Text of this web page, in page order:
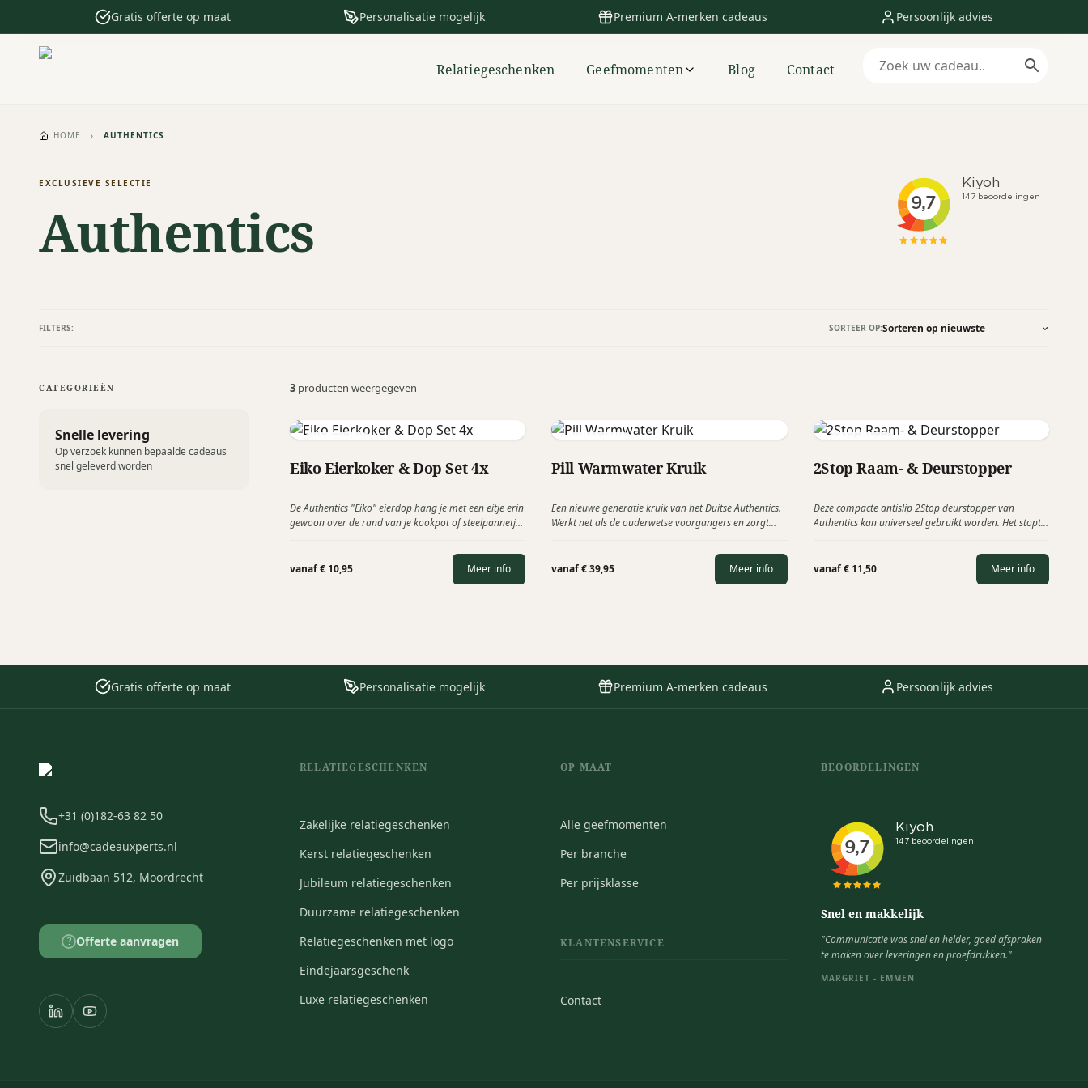
Gratis offerte op maat Personalisatie mogelijk Premium A-merken cadeaus Persoonlijk advies
Relatiegeschenken Geefmomenten Blog Contact
HOME › AUTHENTICS
EXCLUSIEVE SELECTIE
Authentics
FILTERS: SORTEER OP:
CATEGORIEËN
Snelle levering
Op verzoek kunnen bepaalde cadeaus
snel geleverd worden
3 producten weergegeven
Authentics
Eiko Eierkoker & Dop Set 4x
De Authentics "Eiko" eierdop hang je met een eitje erin
gewoon over de rand van je kookpot of steelpannetje
dankzij zijn handvat kan je je vingers niet verbanden
als je het eitje eruit haalt.
vanaf € 10,95 Meer info
Authentics
Pill Warmwater Kruik
Een nieuwe generatie kruik van het Duitse Authentics.
Werkt net als de ouderwetse voorgangers en zorgt
voor een warme band met uw relaties!
vanaf € 39,95
Meer info
Authentics
2Stop Raam- & Deurstopper
Deze compacte antislip 2Stop deurstopper van
Authentics kan universeel gebruikt worden. Het stopt
geschikt voor elk oppervlak, van tapijt, parket tot
tegels.
vanaf € 11,50 Meer info
Gratis offerte op maat Personalisatie mogelijk Premium A-merken cadeaus Persoonlijk advies
+31 (0)182-63 82 50
info@cadeauxperts.nl
Zuidbaan 512, Moordrecht
? Offerte aanvragen
RELATIEGESCHENKEN
Zakelijke relatiegeschenken
Kerst relatiegeschenken
Jubileum relatiegeschenken
Duurzame relatiegeschenken
Relatiegeschenken met logo
Eindejaarsgeschenk
Luxe relatiegeschenken
OP MAAT
Alle geefmomenten
Per branche
Per prijsklasse
KLANTENSERVICE
Contact
BEOORDELINGEN
Snel en makkelijk
"Communicatie was snel en helder, goed afspraken
te maken over leveringen en proefdrukken."
MARGRIET - EMMEN